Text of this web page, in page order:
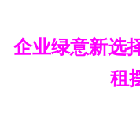
企业绿意新选
租